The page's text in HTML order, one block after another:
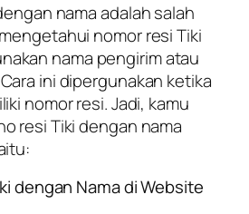
nama adalah salah
nomor resi Tiki
nama pengirim atau
ini dipergunakan ketika
nomor resi. Jadi, kamu
resi Tiki dengan nama
dengan Nama di Website